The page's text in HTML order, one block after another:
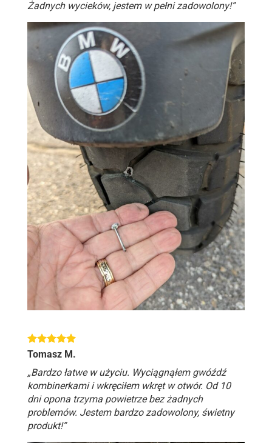
Żadnych wycieków, jestem w pełni zadowolony!”
Tomasz M.
„Bardzo łatwe w użyciu. Wyciągnąłem gwóźdź
kombinerkami i wkręciłem wkręt w otwór. Od 10
dni opona trzyma powietrze bez żadnych
problemów. Jestem bardzo zadowolony, świetny
produkt!”